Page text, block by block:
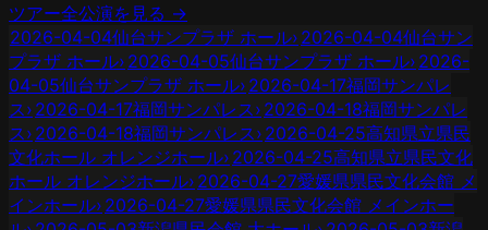
ツアー全公演を見る →
2026-04-04仙台サンプラザ ホール› 2026-04-04仙台サン
プラザ ホール› 2026-04-05仙台サンプラザ ホール› 2026-
04-05仙台サンプラザ ホール› 2026-04-17福岡サンパレ
ス› 2026-04-17福岡サンパレス› 2026-04-18福岡サンパレ
ス› 2026-04-18福岡サンパレス› 2026-04-25高知県立県民
文化ホール オレンジホール› 2026-04-25高知県立県民文化
ホール オレンジホール› 2026-04-27愛媛県県民文化会館 メ
インホール› 2026-04-27愛媛県県民文化会館 メインホー